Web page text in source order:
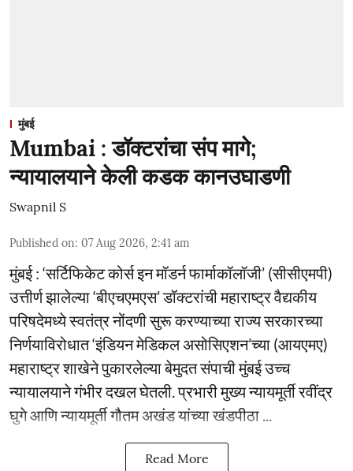
मुंबई
Mumbai : डॉक्टरांचा संप मागे;
न्यायालयाने केली कडक कानउघाडणी
Swapnil S
Published on: 07 Aug 2026, 2:41 am
मुंबई : ‘सर्टिफिकेट कोर्स इन मॉडर्न फार्माकॉलॉजी’ (सीसीएमपी)
उत्तीर्ण झालेल्या ‘बीएचएमएस’ डॉक्टरांची महाराष्ट्र वैद्यकीय
परिषदेमध्ये स्वतंत्र नोंदणी सुरू करण्याच्या राज्य सरकारच्या
निर्णयाविरोधात ‘इंडियन मेडिकल असोसिएशन’च्या (आयएमए)
महाराष्ट्र शाखेने पुकारलेल्या बेमुदत संपाची मुंबई उच्च
न्यायालयाने गंभीर दखल घेतली. प्रभारी मुख्य न्यायमूर्ती रवींद्र
घुगे आणि न्यायमूर्ती गौतम अखंड यांच्या खंडपीठा ...
Read More